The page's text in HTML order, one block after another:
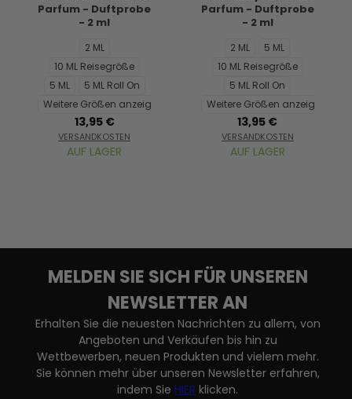
Parfum - Duftprobe
- 2 ml
2 ML
10 ML Reisegröße
5 ML
5 ML Roll On
Weitere Größen anzeigen...
13,95 €
VERSANDKOSTEN
AUF LAGER
Parfum - Duftprobe
- 2 ml
2 ML
5 ML
10 ML Reisegröße
5 ML Roll On
Weitere Größen anzeigen...
13,95 €
VERSANDKOSTEN
AUF LAGER
MELDEN SIE SICH FÜR UNSEREN
NEWSLETTER AN
Erhalten Sie die neuesten Nachrichten zu allem, von
Angeboten und Verkäufen bis hin zu
Wettbewerben, neuen Produkten und vielem mehr.
Sie können mehr über unseren Newsletter erfahren,
indem SieHIER klicken.